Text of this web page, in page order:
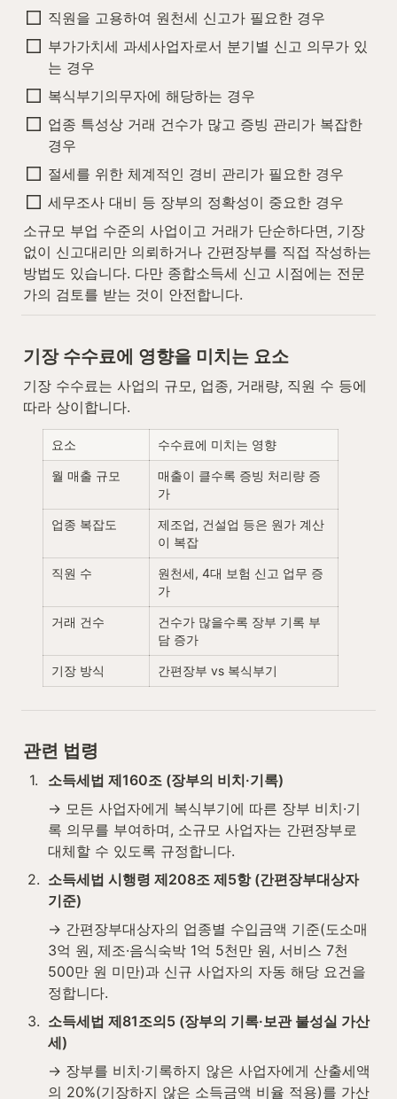
직원을 고용하여 원천세 신고가 필요한 경우
부가가치세 과세사업자로서 분기별 신고 의무가 있
는 경우
복식부기의무자에 해당하는 경우
업종 특성상 거래 건수가 많고 증빙 관리가 복잡한
경우
절세를 위한 체계적인 경비 관리가 필요한 경우
세무조사 대비 등 장부의 정확성이 중요한 경우
소규모 부업 수준의 사업이고 거래가 단순하다면, 기장
없이 신고대리만 의뢰하거나 간편장부를 직접 작성하는
방법도 있습니다. 다만 종합소득세 신고 시점에는 전문
가의 검토를 받는 것이 안전합니다.
기장 수수료에 영향을 미치는 요소
기장 수수료는 사업의 규모, 업종, 거래량, 직원 수 등에
따라 상이합니다.
요소 수수료에 미치는 영향
월 매출 규모
매출이 클수록 증빙 처리량 증
가
업종 복잡도
제조업, 건설업 등은 원가 계산
이 복잡
직원 수
원천세, 4대 보험 신고 업무 증
가
거래 건수
건수가 많을수록 장부 기록 부
담 증가
기장 방식 간편장부 vs 복식부기
관련 법령
1.
소득세법 제160조 (장부의 비치·기록)
→ 모든 사업자에게 복식부기에 따른 장부 비치·기
록 의무를 부여하며, 소규모 사업자는 간편장부로
대체할 수 있도록 규정합니다.
2. 소득세법 시행령 제208조 제5항 (간편장부대상자
기준)
→ 간편장부대상자의 업종별 수입금액 기준(도소매
3억 원, 제조·음식숙박 1억 5천만 원, 서비스 7천
500만 원 미만)과 신규 사업자의 자동 해당 요건을
정합니다.
3. 소득세법 제81조의5 (장부의 기록·보관 불성실 가산
세)
→ 장부를 비치·기록하지 않은 사업자에게 산출세액
의 20%(기장하지 않은 소득금액 비율 적용)를 가산